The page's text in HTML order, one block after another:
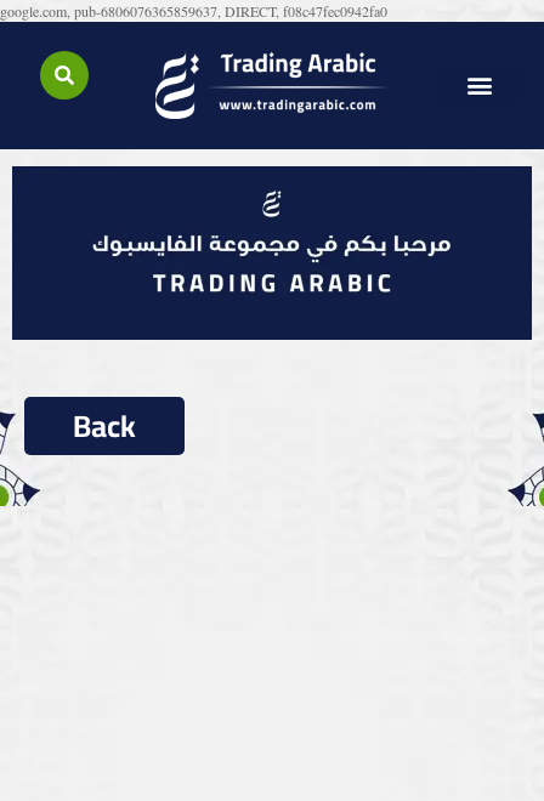
google.com, pub-6806076365859637, DIRECT, f08c47fec0942fa0